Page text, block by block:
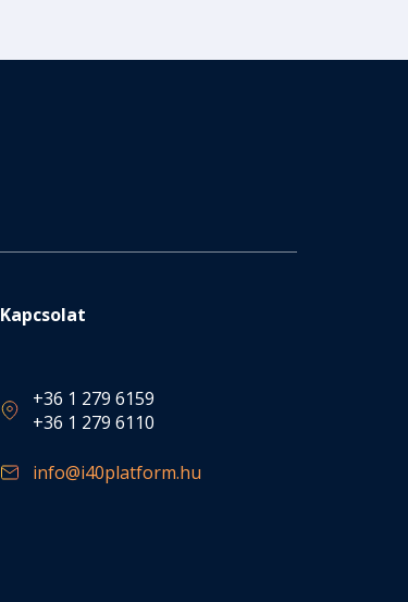
Kapcsolat
+36 1 279 6159
+36 1 279 6110
info@i40platform.hu